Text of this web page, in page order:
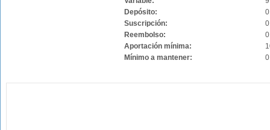
Depósito:
Suscripción:
Reembolso:
Aportación mínima:
Mínimo a mantener: